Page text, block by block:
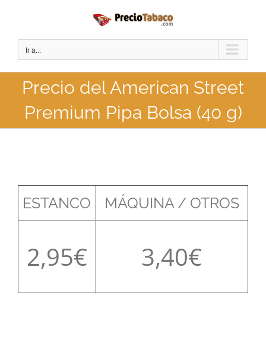
contenido
Ir a...
Precio del American Street
Premium Pipa Bolsa (40 g)
ESTANCO MÁQUINA / OTROS
2,95 3,40